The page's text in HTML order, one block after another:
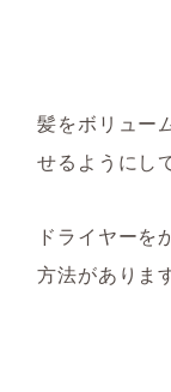
髪をボリュー
せるようにし
ドライヤーを
方法があります